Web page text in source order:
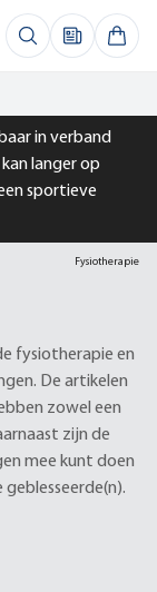
in verband
langer op
sportieve
Fysiotherapie
fysiotherapie en
De artikelen
zowel een
zijn de
mee kunt doen